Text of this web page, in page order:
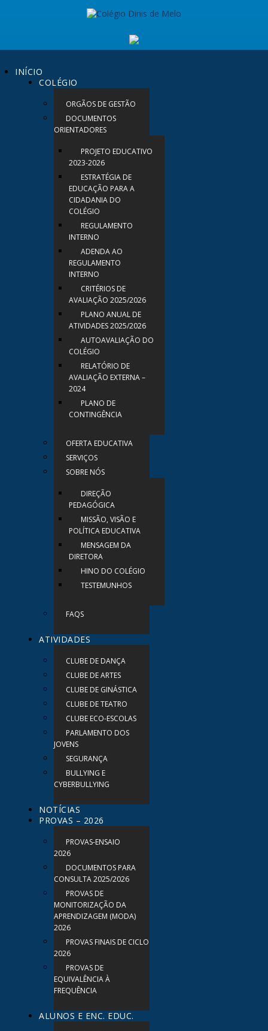
INÍCIO
COLÉGIO
ORGÃOS DE GESTÃO
DOCUMENTOS
ORIENTADORES
PROJETO EDUCATIVO
2023-2026
ESTRATÉGIA DE
EDUCAÇÃO PARA A
CIDADANIA DO
COLÉGIO
REGULAMENTO
INTERNO
ADENDA AO
REGULAMENTO
INTERNO
CRITÉRIOS DE
AVALIAÇÃO 2025/2026
PLANO ANUAL DE
ATIVIDADES 2025/2026
AUTOAVALIAÇÃO DO
COLÉGIO
RELATÓRIO DE
AVALIAÇÃO EXTERNA –
2024
PLANO DE
CONTINGÊNCIA
OFERTA EDUCATIVA
SERVIÇOS
SOBRE NÓS
DIREÇÃO
PEDAGÓGICA
MISSÃO, VISÃO E
POLÍTICA EDUCATIVA
MENSAGEM DA
DIRETORA
HINO DO COLÉGIO
TESTEMUNHOS
FAQS
ATIVIDADES
CLUBE DE DANÇA
CLUBE DE ARTES
CLUBE DE GINÁSTICA
CLUBE DE TEATRO
CLUBE ECO-ESCOLAS
PARLAMENTO DOS
JOVENS
SEGURANÇA
BULLYING E
CYBERBULLYING
NOTÍCIAS
PROVAS – 2026
PROVAS-ENSAIO
2026
DOCUMENTOS PARA
CONSULTA 2025/2026
PROVAS DE
MONITORIZAÇÃO DA
APRENDIZAGEM (MODA)
2026
PROVAS FINAIS DE CICLO
2026
PROVAS DE
EQUIVALÊNCIA À
FREQUÊNCIA
ALUNOS E ENC. EDUC.